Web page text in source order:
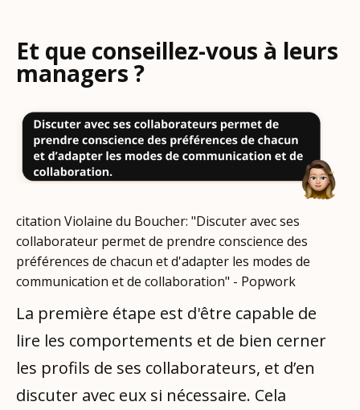
Et que conseillez-vous à leurs
managers ?
citation Violaine du Boucher: "Discuter avec ses
collaborateur permet de prendre conscience des
préférences de chacun et d'adapter les modes de
communication et de collaboration" - Popwork
La première étape est d'être capable de
lire les comportements et de bien cerner
les profils de ses collaborateurs, et d’en
discuter avec eux si nécessaire. Cela